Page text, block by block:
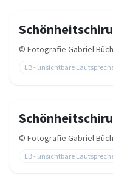
© Fotografie Gabriel
LB - unsichtbare
© Fotografie Gabriel
LB - unsichtbare